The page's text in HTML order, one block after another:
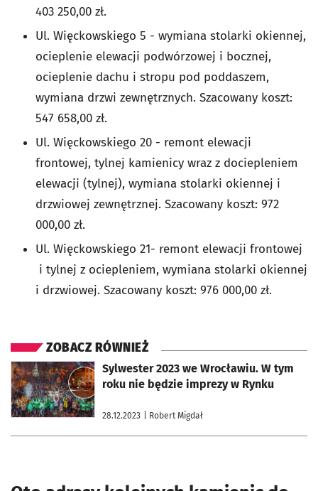
403 250,00 zł.
Ul. Więckowskiego 5 - wymiana stolarki okiennej,
ocieplenie elewacji podwórzowej i bocznej,
ocieplenie dachu i stropu pod poddaszem,
wymiana drzwi zewnętrznych. Szacowany koszt:
547 658,00 zł.
Ul. Więckowskiego 20 - remont elewacji
frontowej, tylnej kamienicy wraz z dociepleniem
elewacji (tylnej), wymiana stolarki okiennej i
drzwiowej zewnętrznej. Szacowany koszt: 972
000,00 zł.
Ul. Więckowskiego 21- remont elewacji frontowej
i tylnej z ociepleniem, wymiana stolarki okiennej
i drzwiowej. Szacowany koszt: 976 000,00 zł.
ZOBACZ RÓWNIEŻ
Sylwester 2023 we Wrocławiu. W tym
roku nie będzie imprezy w Rynku
28.12.2023 | Robert Migdał
otworzy się w nowej karcie